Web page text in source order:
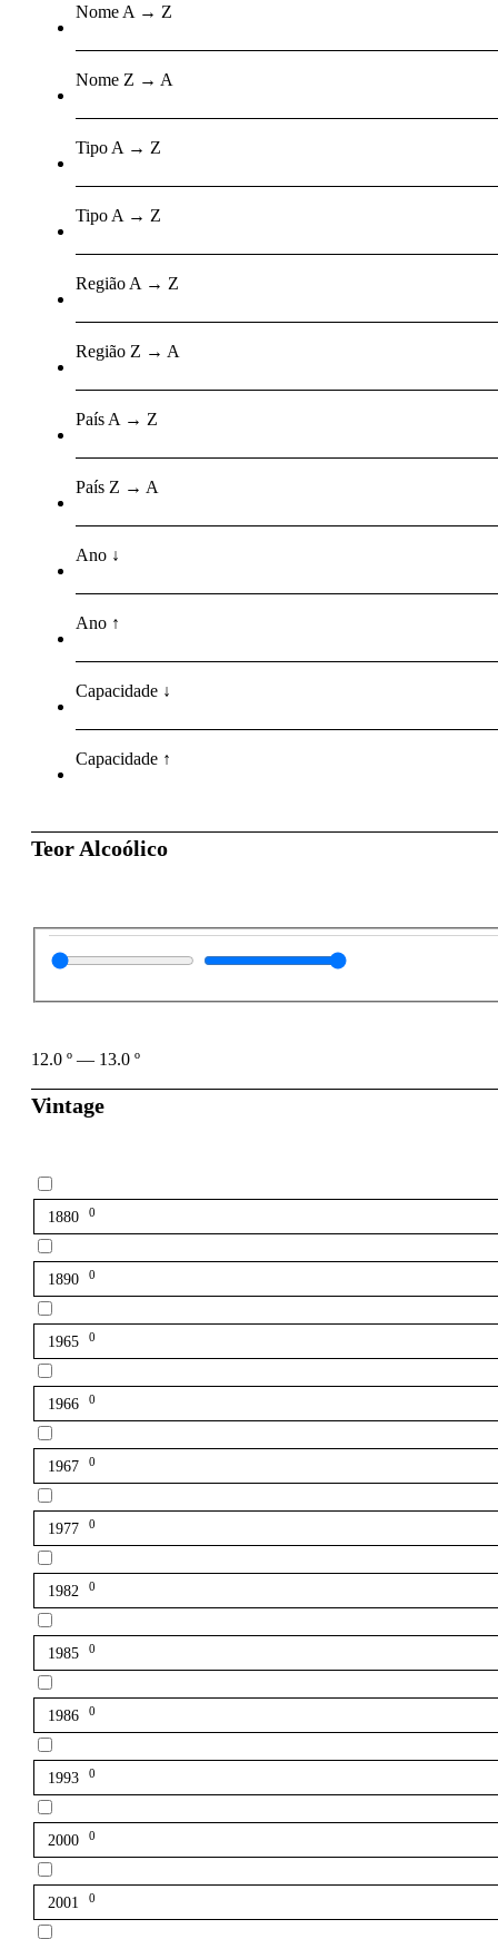
Nome A → Z
Nome Z → A
Tipo A → Z
Tipo A → Z
Região A → Z
Região Z → A
País A → Z
País Z → A
Ano ↓
Ano ↑
Capacidade ↓
Capacidade ↑
Teor Alcoólico
12.0 º — 13.0 º
Vintage
1880 0
1890 0
1965 0
1966 0
1967 0
1977 0
1982 0
1985 0
1986 0
1993 0
2000 0
2001 0